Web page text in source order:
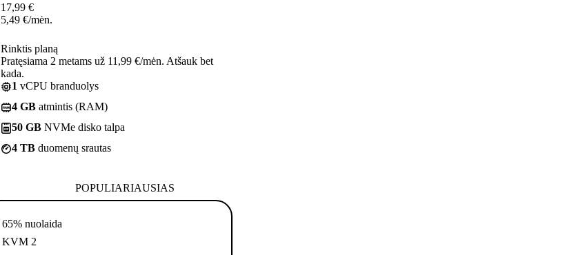
17,99 €
5,49 €/mėn.
Rinktis planą
Pratęsiama 2 metams už 11,99 €/mėn. Atšauk bet
kada.
1 vCPU branduolys
4 GB atmintis (RAM)
50 GB NVMe disko talpa
4 TB duomenų srautas
POPULIARIAUSIAS
65% nuolaida
KVM 2